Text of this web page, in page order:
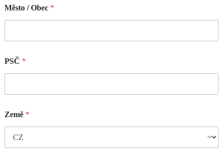
Město / Obec *
PSČ *
Země *